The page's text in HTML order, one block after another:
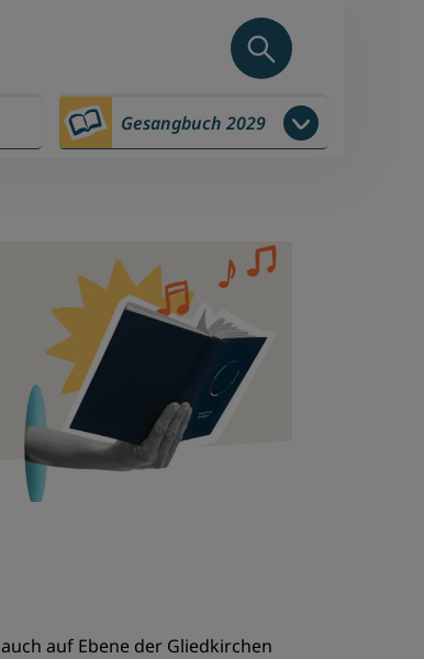
Gesangbuch 2029
auf Ebene der Gliedkirchen